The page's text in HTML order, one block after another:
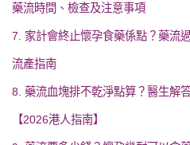
藥流時間、檢查及注意事項
7. 家計會終止懷孕食藥係點？藥流
流產指南
8. 藥流血塊排不乾淨點算？醫生解
【2026港人指南】